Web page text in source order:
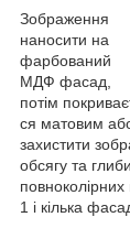
Зображення
наносити на
фарбований
МДФ фасад,
потім
ся матовим
захистити
обсягу та
повноколірних
1 і кілька